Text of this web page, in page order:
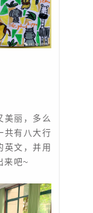
美丽，多么
共有八大行
英文，并用
来吧~